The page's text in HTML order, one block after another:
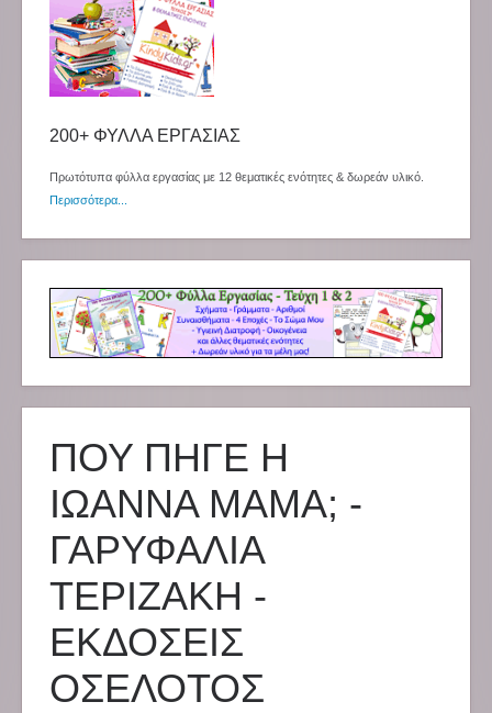
200+ ΦΥΛΛΑ ΕΡΓΑΣΙΑΣ
Πρωτότυπα φύλλα εργασίας με 12 θεματικές ενότητες & δωρεάν υλικό.
Περισσότερα...
ΠΟΥ ΠΗΓΕ Η
ΙΩΑΝΝΑ ΜΑΜΑ; -
ΓΑΡΥΦΑΛΙΑ
ΤΕΡΙΖΑΚΗ -
ΕΚΔΟΣΕΙΣ
ΟΣΕΛΟΤΟΣ